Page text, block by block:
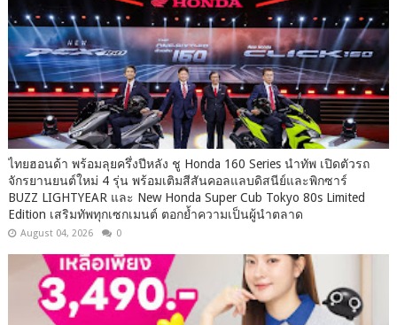
ไทยฮอนด้า พร้อมลุยครึ่งปีหลัง ชู Honda 160 Series นำทัพ เปิดตัวรถ
จักรยานยนต์ใหม่ 4 รุ่น พร้อมเติมสีสันคอลแลบดิสนีย์และพิกซาร์
BUZZ LIGHTYEAR และ New Honda Super Cub Tokyo 80s Limited
Edition เสริมทัพทุกเซกเมนต์ ตอกย้ำความเป็นผู้นำตลาด
August 04, 2026 0